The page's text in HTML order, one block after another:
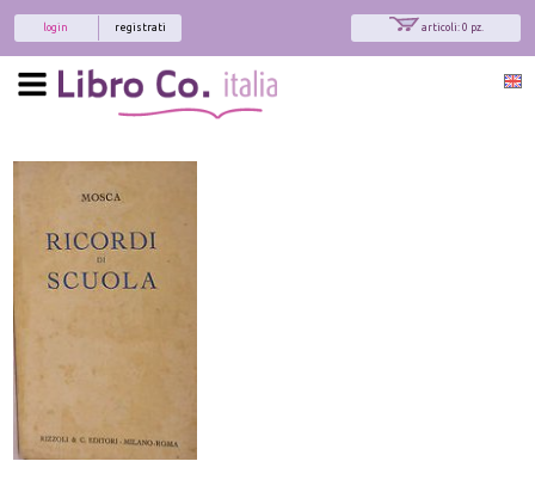
articoli: 0 pz.
registrati
login